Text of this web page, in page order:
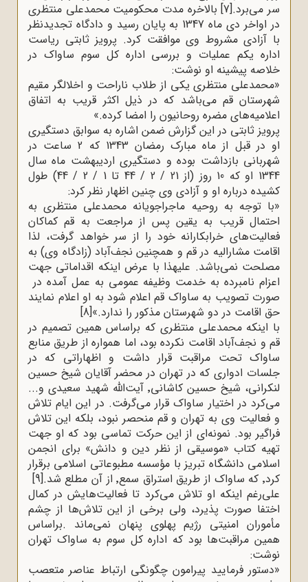
سر می‌برد.[7]بالاخره مدت محکومیت محمدعلی منتظری
در اواخر دی ماه 1347 به پایان رسید و دادگاه تجدیدنظر
با آزادی مشروط وی موافقت کرد. پرویز ثابتی ریاست
اداره یکم عملیات و بررسی اداره کل سوم ساواک در
خلاصه پیشینه او نوشت:
»محمدعلی منتظری یکی از طلاب ناراحت و اخلالگر مقیم
شهرستان قم می‌باشد که در ذیل اکثر قریب به اتفاق
اعلامیه‌های مضره روحانیون را امضا کرده.«
پرویز ثابتی در این گزارش ضمن اشاره به سوابق دستگیری
او در قبل از ماه مبارک رمضان 1343 که 2 ساعت در
شهربانی بازداشت بوده و دستگیری اردیبهشت ماه سال
1344 او که 10 روز (از 21 / 2 / 44 تا 1 / 2 / 44) طول
کشیده درباره او و آزادی وی چنین اظهار نظر کرد:
»با توجه به روحیه ماجراجویانه محمدعلی منتظری به
احتمال قریب به یقین پس از مراجعت به قم کماکان
فعالیت‌های خرابکارانه خود را از سر خواهد گرفت، لذا
اقامت مشارالیه در قم و همچنین نجف‌آباد (زادگاه وی) به
مصلحت نمی‌باشد. علیهذا با عرض اینکه اقداماتی جهت
اعزام نامبرده به خدمت وظیفه عمومی به عمل آمده در
صورت تصویب به ساواک قم اعلام شود به او اعلام نمایند
حق اقامت در دو شهرستان مذکور را ندارد.»[8]
با اینکه محمدعلی منتظری که براساس همین تصمیم در
قم و نجف‌آباد اقامت نکرده بود، اما همواره از طریق منابع
ساواک تحت مراقبت قرار داشت و اظهاراتی که در
جلسات ادواری که در تهران در محضر آقایان شیخ حسین
لنکرانی، شیخ حسین کاشانی٬ آیت‌الله شهید سعیدی و...
می‌کرد در اختیار ساواک قرار می‌گرفت. در این ایام تلاش
و فعالیت وی به تهران و قم منحصر نبود، بلکه این تلاش
فراگیر بود. نمونه‌ای از این حرکت تماسی بود که او جهت
تهیه کتاب «موسیقی از نظر دین و دانش» برای انجمن
اسلامی دانشگاه تبریز با مؤسسه مطبوعاتی اسلامی برقرار
کرد٬ که ساواک از طریق استراق سمع٬ از آن مطلع شد.
[9]
علی‌رغم اینکه او تلاش می‌کرد تا فعالیت‌هایش در کمال
اختفا صورت پذیرد، ولی برخی از این تلاش‌ها از چشم
مأموران امنیتی رژیم پهلوی پنهان نمی‌ماند .براساس
همین مراقبت‌ها بود که اداره کل سوم به ساواک تهران
نوشت:
»دستور فرمایید پیرامون چگونگی ارتباط عناصر متعصب